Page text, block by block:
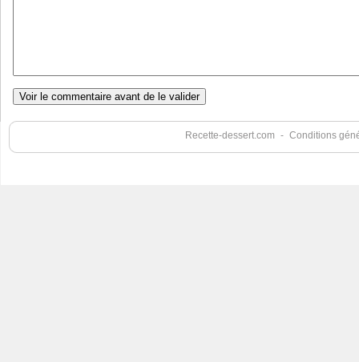
Recette-dessert.com - Conditions